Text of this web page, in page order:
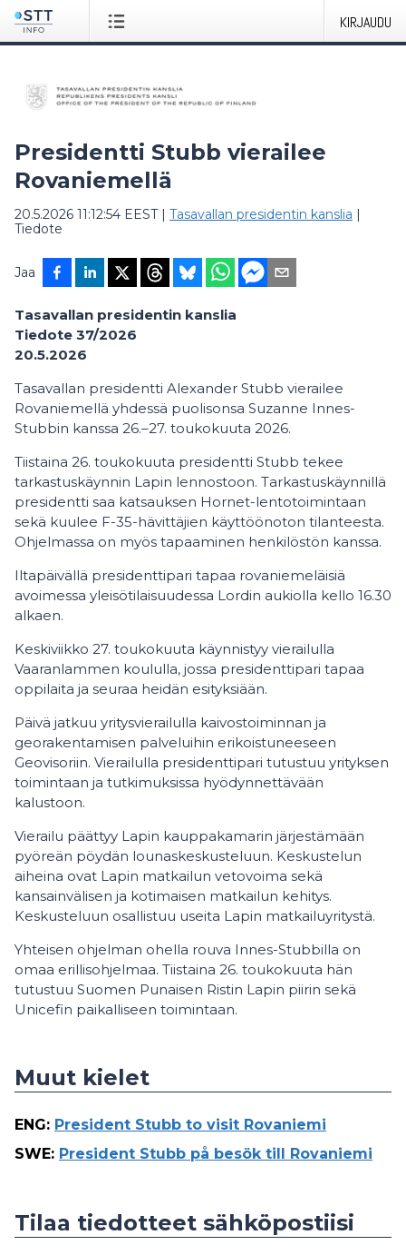
KIRJAUDU
Presidentti Stubb vierailee
Rovaniemellä
20.5.2026 11:12:54 EEST| Tasavallan presidentin kanslia |
Tiedote
Jaa
Tasavallan presidentin kanslia
Tiedote 37/2026
20.5.2026
Tasavallan presidentti Alexander Stubb vierailee
Rovaniemellä yhdessä puolisonsa Suzanne Innes-
Stubbin kanssa 26.–27. toukokuuta 2026.
Tiistaina 26. toukokuuta presidentti Stubb tekee
tarkastuskäynnin Lapin lennostoon. Tarkastuskäynnillä
presidentti saa katsauksen Hornet-lentotoimintaan
sekä kuulee F-35-hävittäjien käyttöönoton tilanteesta.
Ohjelmassa on myös tapaaminen henkilöstön kanssa.
Iltapäivällä presidenttipari tapaa rovaniemeläisiä
avoimessa yleisötilaisuudessa Lordin aukiolla kello 16.30
alkaen.
Keskiviikko 27. toukokuuta käynnistyy vierailulla
Vaaranlammen koululla, jossa presidenttipari tapaa
oppilaita ja seuraa heidän esityksiään.
Päivä jatkuu yritysvierailulla kaivostoiminnan ja
georakentamisen palveluihin erikoistuneeseen
Geovisoriin. Vierailulla presidenttipari tutustuu yrityksen
toimintaan ja tutkimuksissa hyödynnettävään
kalustoon.
Vierailu päättyy Lapin kauppakamarin järjestämään
pyöreän pöydän lounaskeskusteluun. Keskustelun
aiheina ovat Lapin matkailun vetovoima sekä
kansainvälisen ja kotimaisen matkailun kehitys.
Keskusteluun osallistuu useita Lapin matkailuyritystä.
Yhteisen ohjelman ohella rouva Innes-Stubbilla on
omaa erillisohjelmaa. Tiistaina 26. toukokuuta hän
tutustuu Suomen Punaisen Ristin Lapin piirin sekä
Unicefin paikalliseen toimintaan.
Muut kielet
ENG: President Stubb to visit Rovaniemi
SWE: President Stubb på besök till Rovaniemi
Tilaa tiedotteet sähköpostiisi